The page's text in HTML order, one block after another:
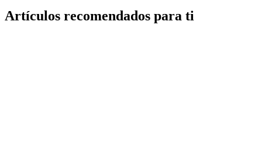
Artículos recomendados para ti